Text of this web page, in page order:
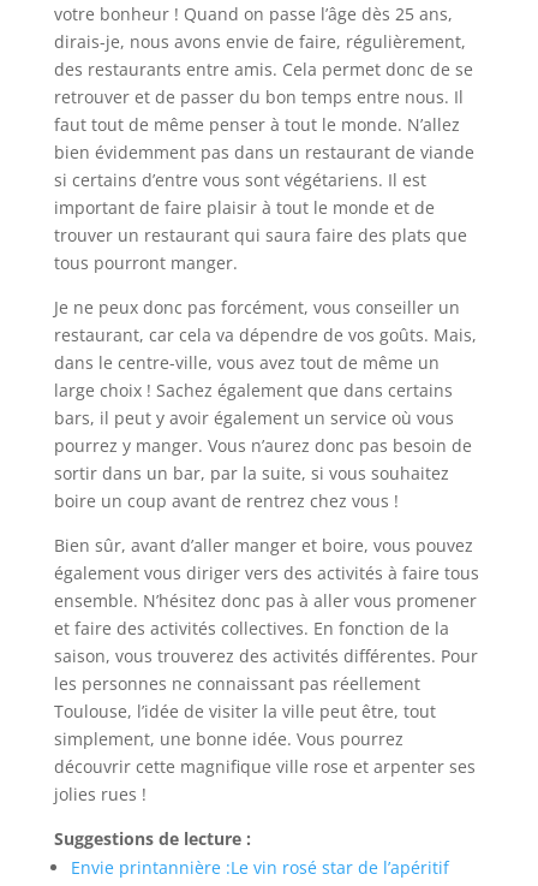
votre bonheur ! Quand on passe l’âge dès 25 ans,
dirais-je, nous avons envie de faire, régulièrement,
des restaurants entre amis. Cela permet donc de se
retrouver et de passer du bon temps entre nous. Il
faut tout de même penser à tout le monde. N’allez
bien évidemment pas dans un restaurant de viande
si certains d’entre vous sont végétariens. Il est
important de faire plaisir à tout le monde et de
trouver un restaurant qui saura faire des plats que
tous pourront manger.
Je ne peux donc pas forcément, vous conseiller un
restaurant, car cela va dépendre de vos goûts. Mais,
dans le centre-ville, vous avez tout de même un
large choix ! Sachez également que dans certains
bars, il peut y avoir également un service où vous
pourrez y manger. Vous n’aurez donc pas besoin de
sortir dans un bar, par la suite, si vous souhaitez
boire un coup avant de rentrez chez vous !
Bien sûr, avant d’aller manger et boire, vous pouvez
également vous diriger vers des activités à faire tous
ensemble. N’hésitez donc pas à aller vous promener
et faire des activités collectives. En fonction de la
saison, vous trouverez des activités différentes. Pour
les personnes ne connaissant pas réellement
Toulouse, l’idée de visiter la ville peut être, tout
simplement, une bonne idée. Vous pourrez
découvrir cette magnifique ville rose et arpenter ses
jolies rues !
Suggestions de lecture :
Envie printannière :Le vin rosé star de l’apéritif